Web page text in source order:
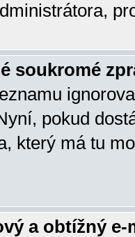
soukromé
pokud
který má tu
a obtížný